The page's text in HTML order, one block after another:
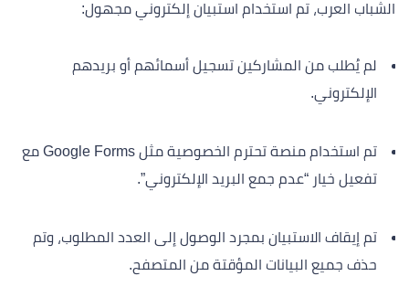
الشباب العرب، تم استخدام استبيان إلكتروني مجهول:
لم يُطلب من المشاركين تسجيل أسمائهم أو بريدهم
الإلكتروني.
تم استخدام منصة تحترم الخصوصية مثل Google Forms مع
تفعيل خيار “عدم جمع البريد الإلكتروني”.
تم إيقاف الاستبيان بمجرد الوصول إلى العدد المطلوب، وتم
حذف جميع البيانات المؤقتة من المتصفح.